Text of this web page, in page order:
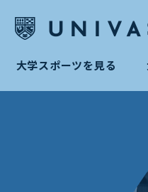
大学スポーツを見る